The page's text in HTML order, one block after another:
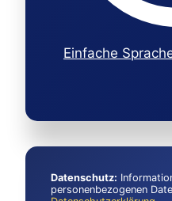
Einfache
Datenschutz:
personenbezogenen